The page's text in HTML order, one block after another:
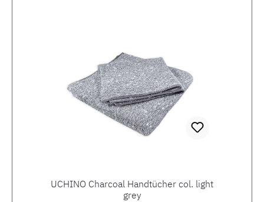
UCHINO Charcoal Handtücher col. light
grey